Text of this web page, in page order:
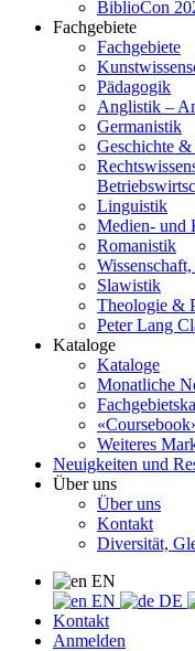
BiblioCon
Fachgebiete
Fachgebiete
Pädagogik
Anglistik –
Germanistik
Geschichte
Linguistik
Medien- und
Romanistik
Slawistik
Theologie &
Peter Lang
Kataloge
Kataloge
Monatliche
Weiteres
Neuigkeiten und
Über uns
Über uns
Kontakt
Diversität,
EN
EN
DE
Kontakt
Anmelden